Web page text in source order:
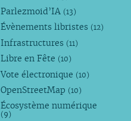
Parlezmoid’IA (13)
Évènements libristes (12)
Infrastructures (11)
Libre en Fête (10)
Vote électronique (10)
OpenStreetMap (10)
Écosystème numérique
(9)